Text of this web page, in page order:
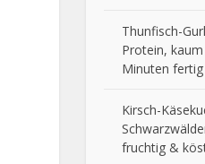
Thunfisch-
Protein,
Minuten fertig
Kirsch-
fruchtig &